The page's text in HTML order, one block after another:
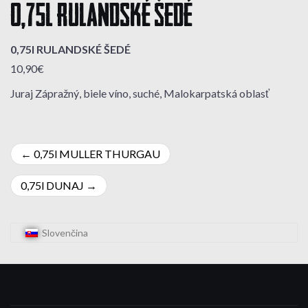
0,75l RULANDSKÉ ŠEDÉ
0,75l RULANDSKÉ ŠEDÉ
10,90€
Juraj Zápražný, biele víno, suché, Malokarpatská oblasť
Navigácia
v
0,75l MULLER THURGAU
0,75l DUNAJ
Slovenčina